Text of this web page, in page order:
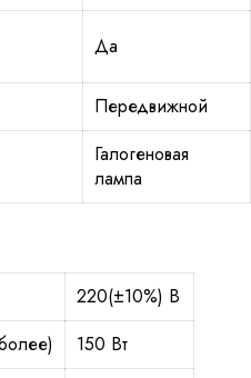
Да
Передвижной
Галогеновая
лампа
220(±10%) В
150 Вт